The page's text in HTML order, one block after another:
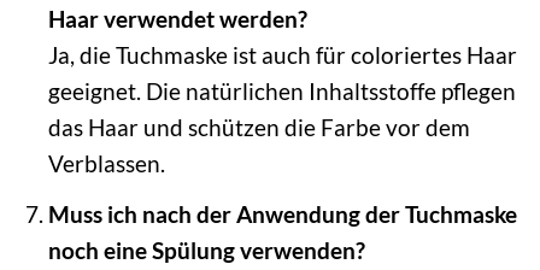
Haar verwendet werden?
Ja, die Tuchmaske ist auch für coloriertes Haar
geeignet. Die natürlichen Inhaltsstoffe pflegen
das Haar und schützen die Farbe vor dem
Verblassen.
Muss ich nach der Anwendung der Tuchmaske
noch eine Spülung verwenden?